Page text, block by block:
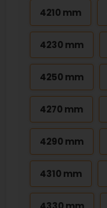
4210 mm
4230 mm
4250 mm
4270 mm
4290 mm
4310 mm